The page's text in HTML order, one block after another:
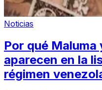
Noticias
Por qué Maluma
aparecen en la
régimen